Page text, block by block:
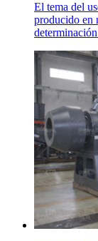
El tema del
producido en